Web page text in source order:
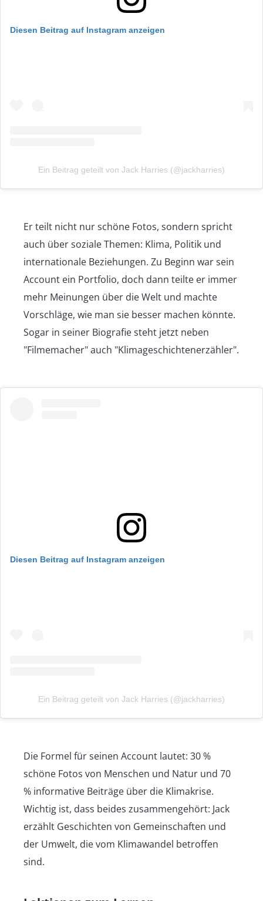
Diesen Beitrag auf Instagram anzeigen
Ein Beitrag geteilt von Jack Harries (@jackharries)
Er teilt nicht nur schöne Fotos, sondern spricht
auch über soziale Themen: Klima, Politik und
internationale Beziehungen. Zu Beginn war sein
Account ein Portfolio, doch dann teilte er immer
mehr Meinungen über die Welt und machte
Vorschläge, wie man sie besser machen könnte.
Sogar in seiner Biografie steht jetzt neben
"Filmemacher" auch "Klimageschichtenerzähler".
Diesen Beitrag auf Instagram anzeigen
Ein Beitrag geteilt von Jack Harries (@jackharries)
Die Formel für seinen Account lautet: 30 %
schöne Fotos von Menschen und Natur und 70
% informative Beiträge über die Klimakrise.
Wichtig ist, dass beides zusammengehört: Jack
erzählt Geschichten von Gemeinschaften und
der Umwelt, die vom Klimawandel betroffen
sind.